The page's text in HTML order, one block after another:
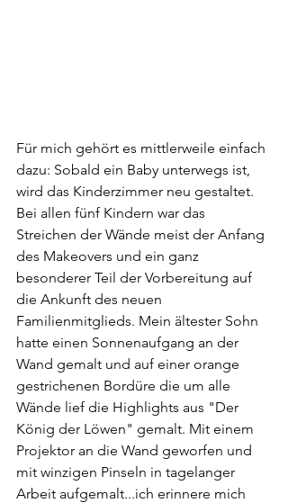
Für mich gehört es mittlerweile einfach
dazu: Sobald ein Baby unterwegs ist,
wird das Kinderzimmer neu gestaltet.
Bei allen fünf Kindern war das
Streichen der Wände meist der Anfang
des Makeovers und ein ganz
besonderer Teil der Vorbereitung auf
die Ankunft des neuen
Familienmitglieds. Mein ältester Sohn
hatte einen Sonnenaufgang an der
Wand gemalt und auf einer orange
gestrichenen Bordüre die um alle
Wände lief die Highlights aus "Der
König der Löwen" gemalt. Mit einem
Projektor an die Wand geworfen und
mit winzigen Pinseln in tagelanger
Arbeit aufgemalt...ich erinnere mich